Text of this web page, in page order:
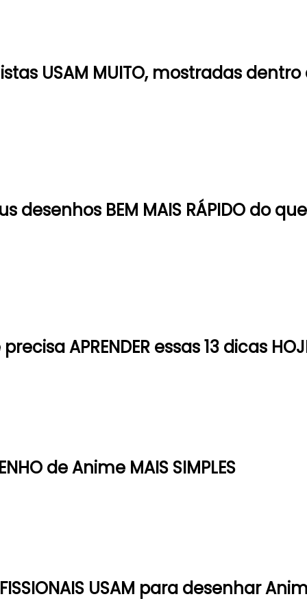
USAM MUITO, mostradas
desenhos BEM MAIS RÁPIDO do
precisaAPRENDER essas 13 dicas
de Anime MAIS SIMPLES
USAM para desenhar